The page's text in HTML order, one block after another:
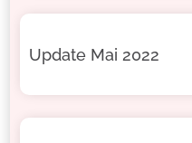
Update Mai 2022